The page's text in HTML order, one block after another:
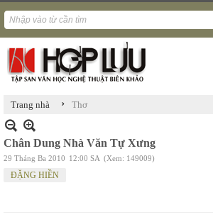
Trang nhà › Thơ
Chân Dung Nhà Văn Tự Xưng
29 Tháng Ba 2010 12:00 SA (Xem: 149009)
ĐẶNG HIỀN